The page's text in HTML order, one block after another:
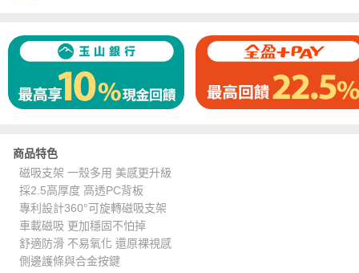
商品特色
磁吸支架 一殼多用 美感更升級
採2.5高厚度 高透PC背板
專利設計360°可旋轉磁吸支架
車載磁吸 更加穩固不怕掉
舒適防滑 不易氧化 還原裸視感
側邊護條與合金按鍵